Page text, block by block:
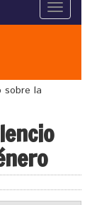
Toggle
sobre la